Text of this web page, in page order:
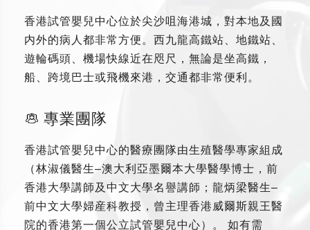
香港試管嬰兒中心位於尖沙咀海港城，對本地及國
内外的病人都非常方便。西九龍高鐵站、地鐵站、
遊輪碼頭、機場快線近在咫尺，無論是坐高鐵，
船、跨境巴士或飛機來港，交通都非常便利。
專業團隊
香港試管嬰兒中心的醫療團隊由生殖醫學專家組成
（林淑儀醫生–澳大利亞墨爾本大學醫學博士，前
香港大學講師及中文大學名譽講師；龍炳梁醫生–
前中文大學婦産科教授，曾主理香港威爾斯親王醫
院的香港第一個公立試管嬰兒中心）。 如有需